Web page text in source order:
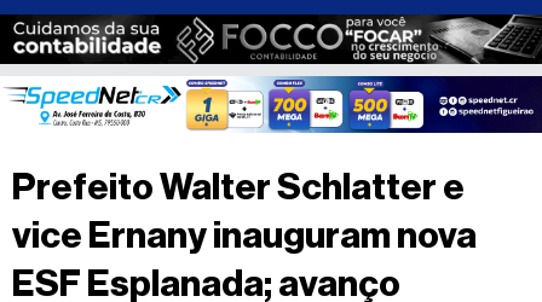
Galeria
de
fotos
Sobre
Nós
TV
MS
dia
Fale
Buscar
Prefeito Walter Schlatter e
vice Ernany inauguram nova
ESF Esplanada; avanço